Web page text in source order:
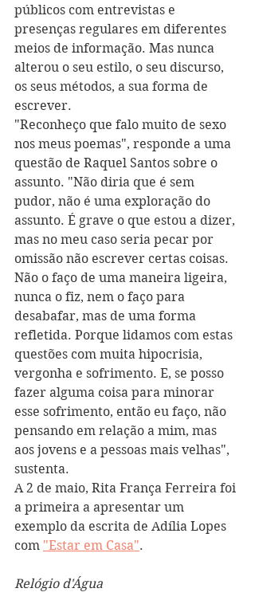
públicos com entrevistas e
presenças regulares em diferentes
meios de informação. Mas nunca
alterou o seu estilo, o seu discurso,
os seus métodos, a sua forma de
escrever.
"Reconheço que falo muito de sexo
nos meus poemas", responde a uma
questão de Raquel Santos sobre o
assunto. "Não diria que é sem
pudor, não é uma exploração do
assunto. É grave o que estou a dizer,
mas no meu caso seria pecar por
omissão não escrever certas coisas.
Não o faço de uma maneira ligeira,
nunca o fiz, nem o faço para
desabafar, mas de uma forma
refletida. Porque lidamos com estas
questões com muita hipocrisia,
vergonha e sofrimento. E, se posso
fazer alguma coisa para minorar
esse sofrimento, então eu faço, não
pensando em relação a mim, mas
aos jovens e a pessoas mais velhas",
sustenta.
A 2 de maio, Rita França Ferreira foi
a primeira a apresentar um
exemplo da escrita de Adília Lopes
com "Estar em Casa".
Relógio d'Água